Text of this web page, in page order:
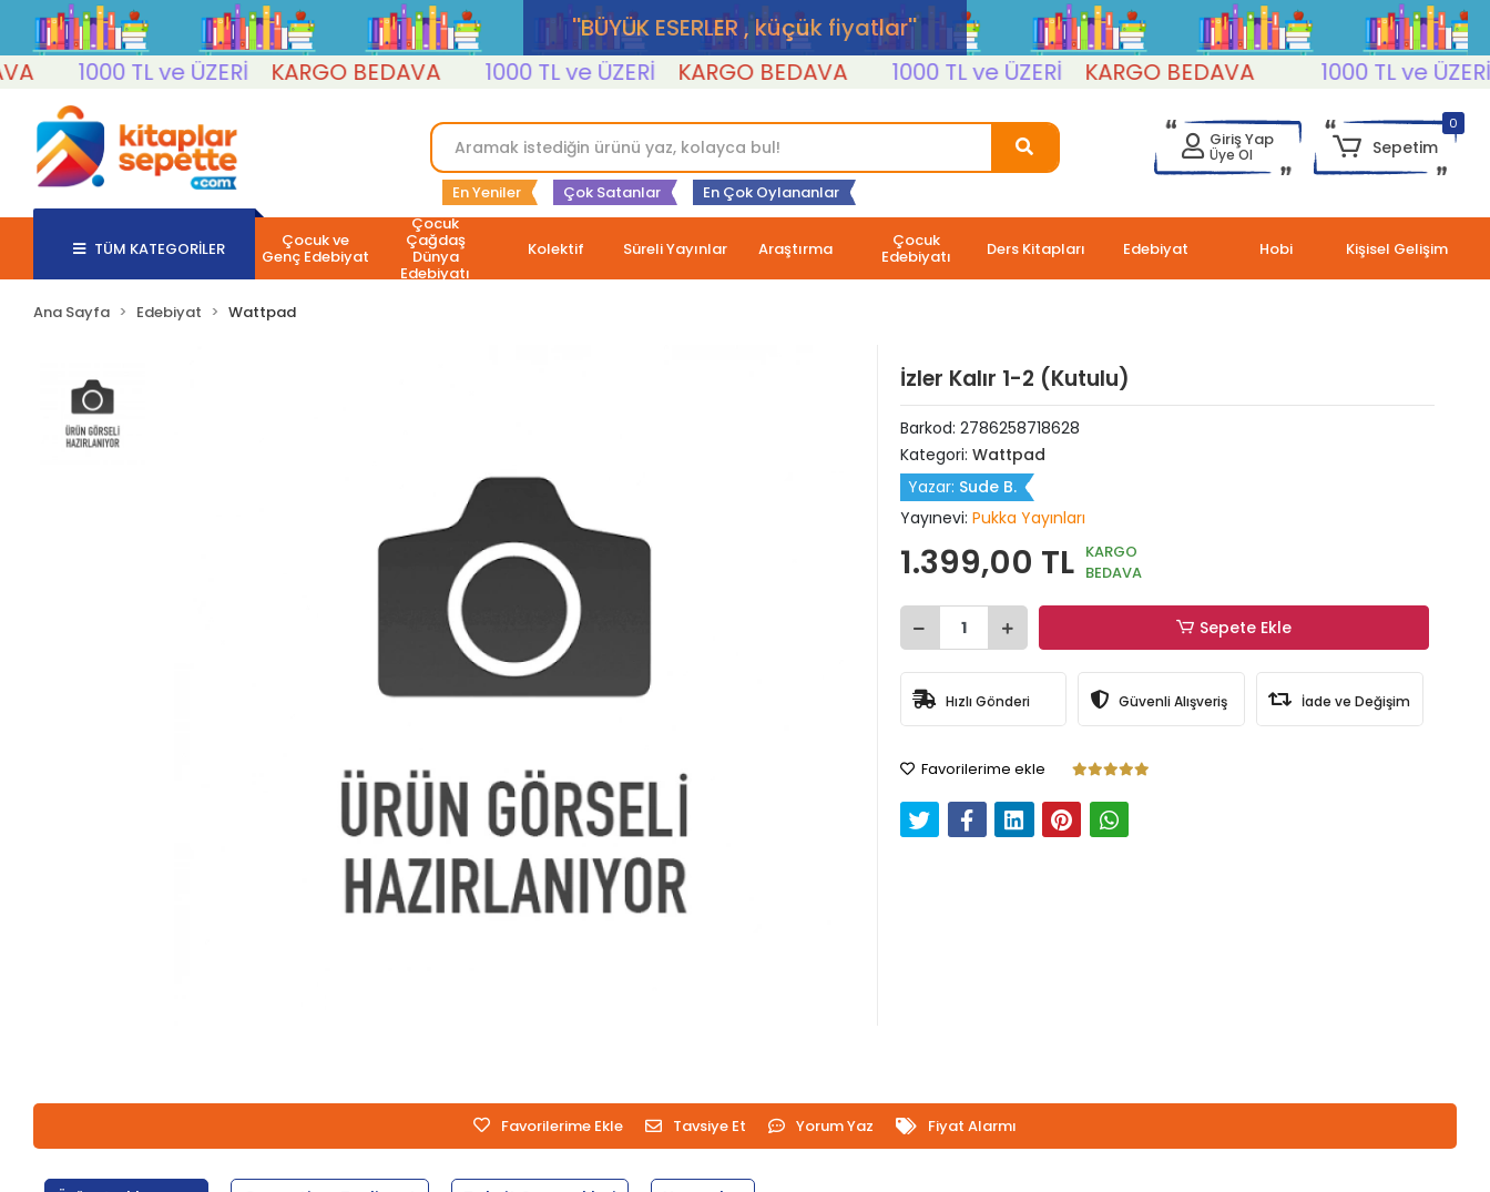
''BÜYÜK ESERLER , küçük fiyatlar''
1000 TL ve ÜZERİ
KARGO BEDAVA 1000 TL ve ÜZERİ KARGO BEDAVA 1000 TL ve ÜZERİ KARGO BEDAVA 1000 TL ve ÜZERİ
En Yeniler Çok Satanlar En Çok Oylananlar
Giriş Yap
Üye Ol
0
Sepetim
TÜM KATEGORİLER Çocuk ve
Genç Edebiyat
Çocuk
Çağdaş
Dünya
Edebiyatı
Kolektif Süreli Yayınlar Araştırma Çocuk
Edebiyatı Ders Kitapları Edebiyat Hobi Kişisel Gelişim
Ana Sayfa Edebiyat Wattpad
İzler Kalır 1-2 (Kutulu)
Barkod: 2786258718628
Kategori: Wattpad
Yazar: Sude B.
Yayınevi: Pukka Yayınları
1.399,00 TL KARGO
BEDAVA
Sepete Ekle
Hızlı Gönderi Güvenli Alışveriş İade ve Değişim
Favorilerime ekle
Favorilerime Ekle Tavsiye Et Yorum Yaz Fiyat Alarmı